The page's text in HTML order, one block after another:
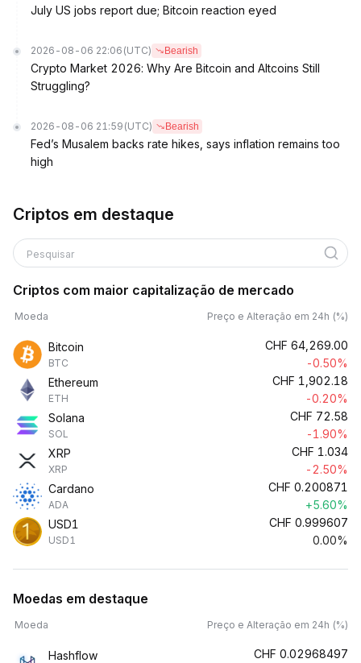
July US jobs report due; Bitcoin reaction eyed
2026-08-06 22:06 (UTC) Bearish
Crypto Market 2026: Why Are Bitcoin and Altcoins Still
Struggling?
2026-08-06 21:59 (UTC) Bearish
Fed’s Musalem backs rate hikes, says inflation remains too
high
Criptos em destaque
Pesquisar
Criptos com maior capitalização de mercado
Moeda Preço e Alteração em 24h (%)
Bitcoin
BTC
CHF 64,269.00
-0.50%
Ethereum
ETH
CHF 1,902.18
-0.20%
Solana
SOL
CHF 72.58
-1.90%
XRP
XRP
CHF 1.034
-2.50%
Cardano
ADA
CHF 0.200871
+5.60%
USD1
USD1
CHF 0.999607
0.00%
Moedas em destaque
Moeda Preço e Alteração em 24h (%)
Hashflow CHF 0.02968497